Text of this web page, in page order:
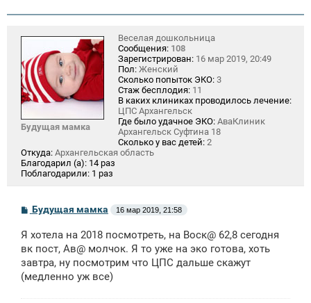
Будущая мамка
Веселая дошкольница
Сообщения: 108
Зарегистрирован: 16 мар 2019, 20:49
Пол: Женский
Сколько попыток ЭКО: 3
Стаж бесплодия: 11
В каких клиниках проводилось лечение:
ЦПС Архангельск
Где было удачное ЭКО: АваКлиник
Архангельск Суфтина 18
Сколько у вас детей: 2
Откуда: Архангельская область
Благодарил (а): 14 раз
Поблагодарили: 1 раз
С
о
б
щ
н
и
Будущая мамка 16 мар 2019, 21:58
Я хотела на 2018 посмотреть, на Воск@ 62,8 сегодня
вк пост, Ав@ молчок. Я то уже на эко готова, хоть
завтра, ну посмотрим что ЦПС дальше скажут
(медленно уж все)